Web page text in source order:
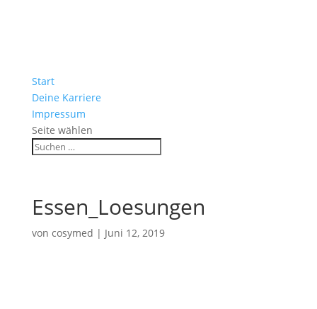
Start
Deine Karriere
Impressum
Seite wählen
Essen_Loesungen
von cosymed | Juni 12, 2019